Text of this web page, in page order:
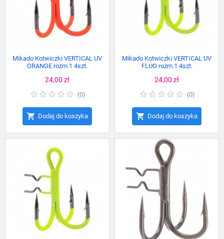
Mikado Kotwiczki VERTICAL UV
ORANGE rozm.1 4szt.
Cena
24,00 zł
(0)
 Dodaj do koszyka
Mikado Kotwiczki VERTICAL UV
FLUO rozm.1 4szt.
Cena
24,00 zł
(0)
 Dodaj do koszyka